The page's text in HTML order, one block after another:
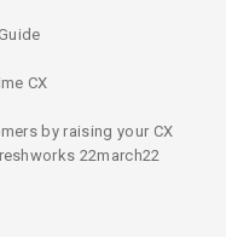
CX
by raising your CX
22march22